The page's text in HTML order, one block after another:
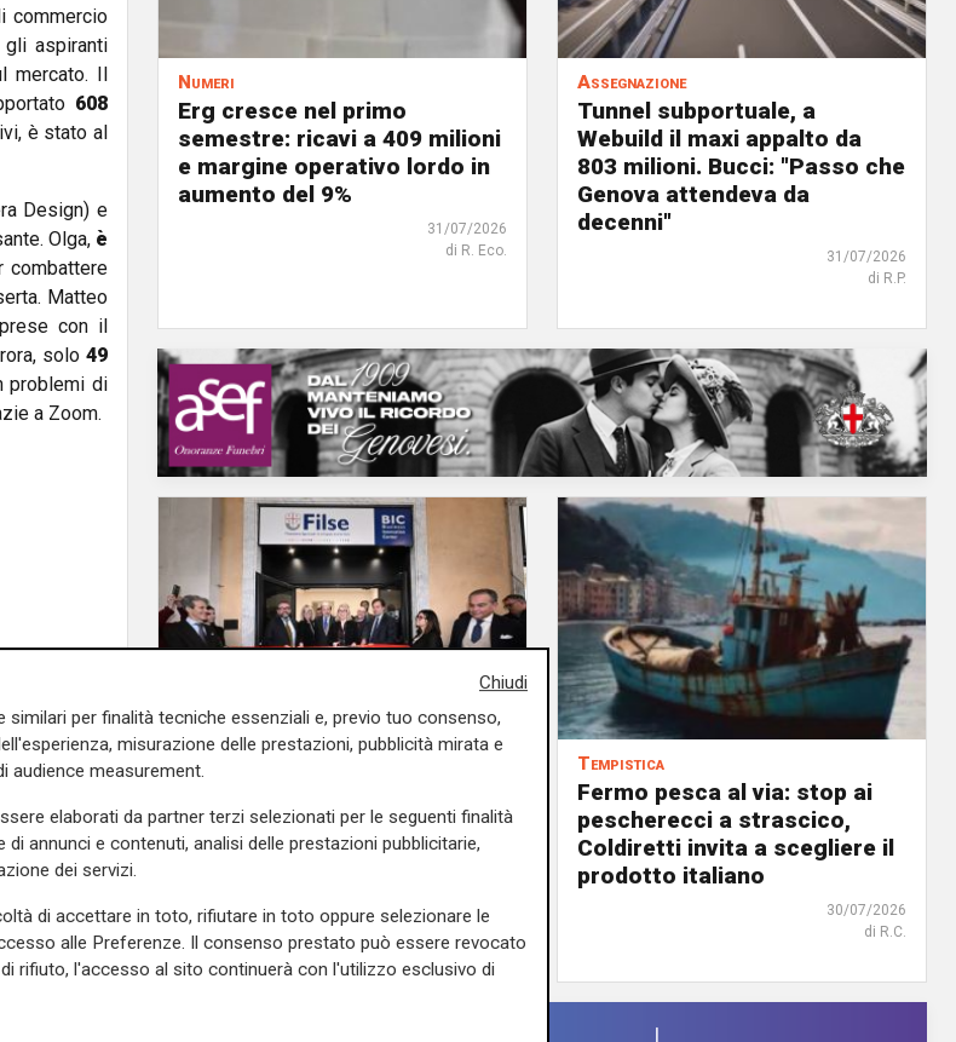
commercio
aspiranti
mercato. Il
608
è stato al
Design) e
Olga, è
combattere
Matteo
con il
solo 49
problemi di
a Zoom.
non
supportato
Numeri
Erg cresce nel primo
semestre: ricavi a 409 milioni
e margine operativo lordo in
aumento del 9%
31/07/2026
di R. Eco.
Assegnazione
Tunnel subportuale, a
Webuild il maxi appalto da
803 milioni. Bucci: "Passo che
Genova attendeva da
decenni"
31/07/2026
di R.P.
Numeri
crescita: gestiti 559 milioni di
euro e 132 milioni di
31/07/2026
Tempistica
Fermo pesca al via: stop ai
pescherecci a strascico,
Coldiretti invita a scegliere il
prodotto italiano
30/07/2026
di R.C.
Chiudi
per finalità tecniche essenziali e, previo tuo consenso,
misurazione delle prestazioni, pubblicità mirata e
audience measurement.
elaborati da partner terzi selezionati per le seguenti finalità
annunci e contenuti, analisi delle prestazioni pubblicitarie,
dei servizi.
di accettare in toto, rifiutare in toto oppure selezionare le
alle Preferenze. Il consenso prestato può essere revocato
rifiuto, l'accesso al sito continuerà con l'utilizzo esclusivo di